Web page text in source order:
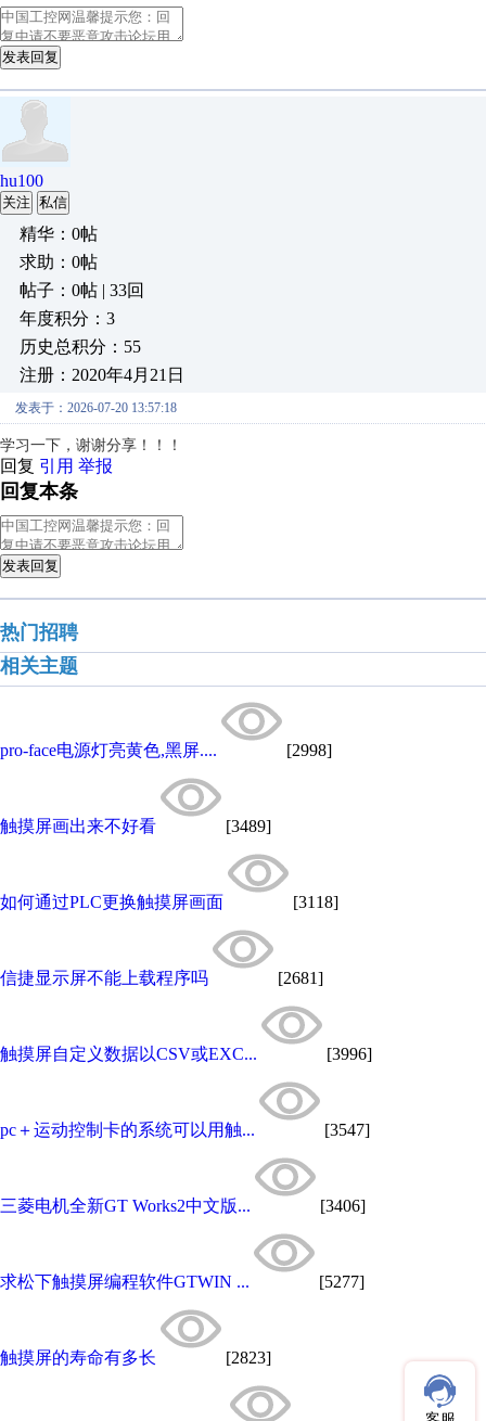
发表回复
hu100
关注 私信
精华：0帖
求助：0帖
帖子：0帖 | 33回
年度积分：3
历史总积分：55
注册：2020年4月21日
发表于：2026-07-20 13:57:18
学习一下，谢谢分享！！！
回复 引用 举报
回复本条
发表回复
热门招聘
相关主题
pro-face电源灯亮黄色,黑屏.... [2998]
触摸屏画出来不好看 [3489]
如何通过PLC更换触摸屏画面 [3118]
信捷显示屏不能上载程序吗 [2681]
触摸屏自定义数据以CSV或EXC... [3996]
pc＋运动控制卡的系统可以用触... [3547]
三菱电机全新GT Works2中文版... [3406]
求松下触摸屏编程软件GTWIN ... [5277]
触摸屏的寿命有多长 [2823]